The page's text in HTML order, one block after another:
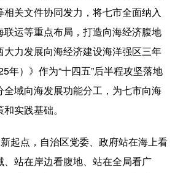
南 湖北 湖南
西 海南 重庆
云南 西藏
肃
关文件协同发力，将七市全面纳入
运等重点布局，打造向海经济腹地
力发展向海经济建设海洋强区三年
）》作为“十四五”后半程攻坚落地
全域向海发展功能分工，为七市向海
实践基础。
起点，自治区党委、政府站在海上看
站在岸边看腹地、站在全局看广